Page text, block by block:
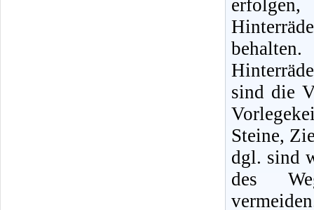
sind die
Steine,
dgl. sind
des